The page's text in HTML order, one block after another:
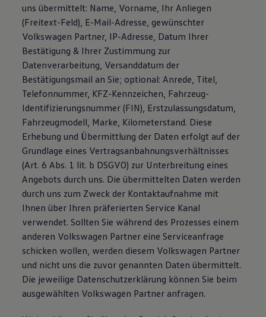
uns übermittelt: Name, Vorname, Ihr Anliegen
(Freitext-Feld), E-Mail-Adresse, gewünschter
Volkswagen Partner, IP-Adresse, Datum Ihrer
Bestätigung & Ihrer Zustimmung zur
Datenverarbeitung, Versanddatum der
Bestätigungsmail an Sie; optional: Anrede, Titel,
Telefonnummer, KFZ-Kennzeichen, Fahrzeug-
Identifizierungsnummer (FIN), Erstzulassungsdatum,
Fahrzeugmodell, Marke, Kilometerstand. Diese
Erhebung und Übermittlung der Daten erfolgt auf der
Grundlage eines Vertragsanbahnungsverhältnisses
(Art. 6 Abs. 1 lit. b DSGVO) zur Unterbreitung eines
Angebots durch uns. Die übermittelten Daten werden
durch uns zum Zweck der Kontaktaufnahme mit
Ihnen über Ihren präferierten Service Kanal
verwendet. Sollten Sie während des Prozesses einem
anderen Volkswagen Partner eine Serviceanfrage
schicken wollen, werden diesem Volkswagen Partner
und nicht uns die zuvor genannten Daten übermittelt.
Die jeweilige Datenschutzerklärung können Sie beim
ausgewählten Volkswagen Partner anfragen.